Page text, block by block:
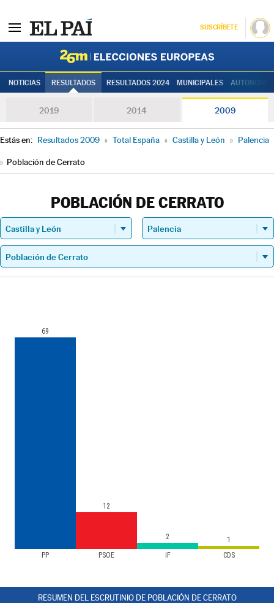
SUSCRÍBETE
NOTICIAS RESULTADOS RESULTADOS 2024 MUNICIPALES
2019 2014 2009
Estás en: Resultados 2009 » Total España » Castilla y León » Palencia
» Población de Cerrato
POBLACIÓN DE CERRATO
PP PSOE iF CDS
69
12
2 1
RESUMEN DEL ESCRUTINIO DE POBLACIÓN DE CERRATO